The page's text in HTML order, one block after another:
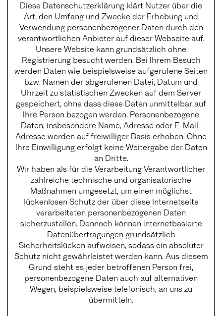
Diese Datenschutzerklärung klärt Nutzer über die
Art, den Umfang und Zwecke der Erhebung und
Verwendung personenbezogener Daten durch den
verantwortlichen Anbieter auf dieser Webseite auf.
Unsere Website kann grundsätzlich ohne
Registrierung besucht werden. Bei Ihrem Besuch
werden Daten wie beispielsweise aufgerufene Seiten
bzw. Namen der abgerufenen Datei, Datum und
Uhrzeit zu statistischen Zwecken auf dem Server
gespeichert, ohne dass diese Daten unmittelbar auf
Ihre Person bezogen werden. Personenbezogene
Daten, insbesondere Name, Adresse oder E-Mail-
Adresse werden auf freiwilliger Basis erhoben. Ohne
Ihre Einwilligung erfolgt keine Weitergabe der Daten
an Dritte.
Wir haben als für die Verarbeitung Verantwortlicher
zahlreiche technische und organisatorische
Maßnahmen umgesetzt, um einen möglichst
lückenlosen Schutz der über diese Internetseite
verarbeiteten personenbezogenen Daten
sicherzustellen. Dennoch können internetbasierte
Datenübertragungen grundsätzlich
Sicherheitslücken aufweisen, sodass ein absoluter
Schutz nicht gewährleistet werden kann. Aus diesem
Grund steht es jeder betroffenen Person frei,
personenbezogene Daten auch auf alternativen
Wegen, beispielsweise telefonisch, an uns zu
übermitteln.